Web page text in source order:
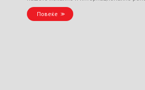
Повеќе